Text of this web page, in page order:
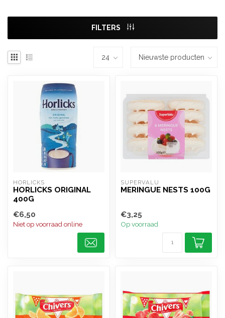
FILTERS
HORLICKS
HORLICKS ORIGINAL
400G
€6,50
Niet op voorraad online
SUPERVALU
MERINGUE NESTS 100G
€3,25
Op voorraad